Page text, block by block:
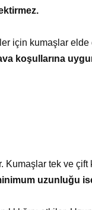
için kumaşlar
koşullarına
Kumaşlar tek ve çift
uzunluğu